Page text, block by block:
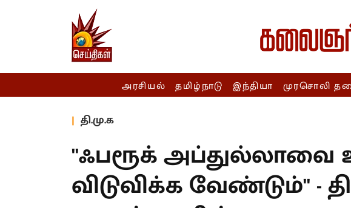
அரசியல் தமிழ்நாடு இந்தியா முரசொலி
தி.மு.க
''ஃபரூக் அப்துல்லாவை
விடுவிக்க வேண்டும்'' -